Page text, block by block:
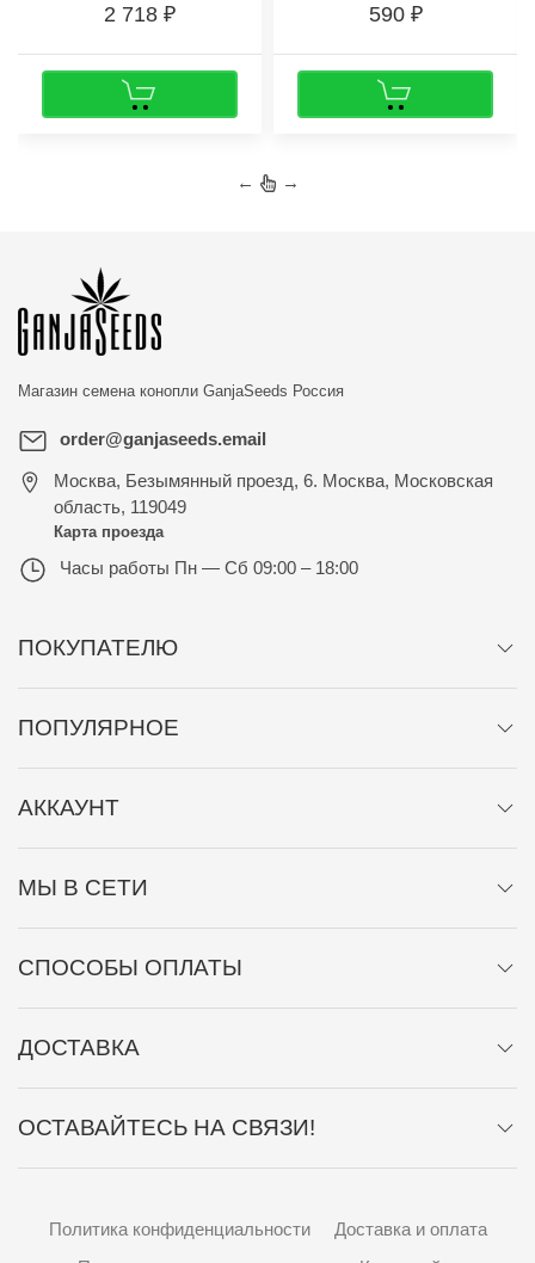
2 718 590
← →
Магазин семена конопли GanjaSeeds Россия
order@ganjaseeds.email
Москва, Безымянный проезд, 6. Москва, Московская
область, 119049
Карта проезда
Часы работы Пн — Сб 09:00 – 18:00
ПОКУПАТЕЛЮ
ПОПУЛЯРНОЕ
АККАУНТ
МЫ В СЕТИ
СПОСОБЫ ОПЛАТЫ
ДОСТАВКА
ОСТАВАЙТЕСЬ НА СВЯЗИ!
Политика конфиденциальности
Доставка и оплата